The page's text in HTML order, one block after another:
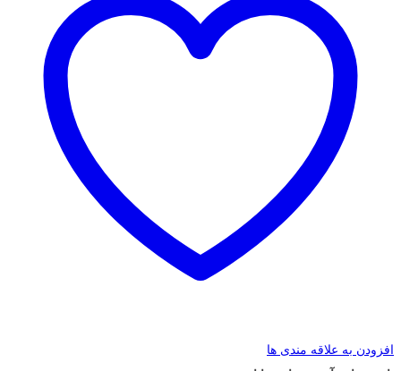
افزودن به علاقه مندی ها